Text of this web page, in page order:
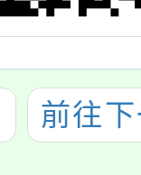
前往